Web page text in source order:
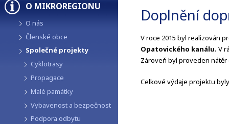
O MIKROREGIONU
O nás
Členské obce
Společné projekty
Cyklotrasy
Propagace
Malé památky
Vybavenost a bezpečnost
Podpora odbytu
Doplnění
V roce 2015 byl realizován
Opatovického kanálu. V
Zároveň byl proveden nátěr
Celkové výdaje projektu